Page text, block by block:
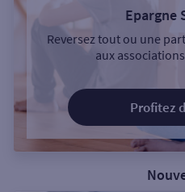
Epargne
Reversez tout ou une
aux
Profitez